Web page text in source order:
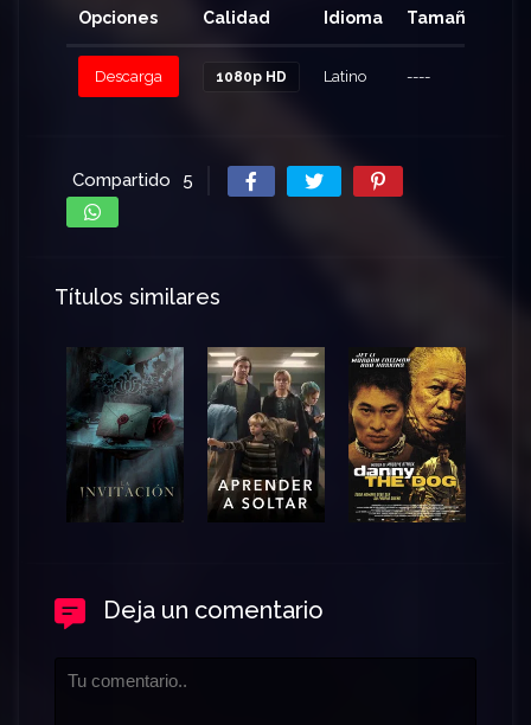
Opciones Calidad Idioma Tamaño
Descarga 1080p HD Latino ----
Compartido 5
Títulos similares
Deja un comentario